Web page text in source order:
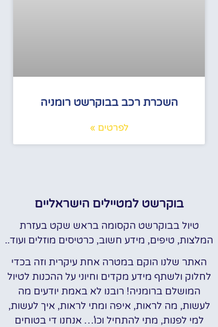
השכרת רכב בבוקרשט רומניה
לפרטים »
בוקרשט למטיילים הישראליים
טיול בבוקרשט הקסומה בראש שקט בעזרת
המלצות, טיפים, מידע חשוב, כרטיסים מוזלים ועוד..
האתר שלנו הוקם במטרה אחת עיקרית וזה בכדי
לחלוק ולשתף מידע מקדים וחיוני על ההכנות לטיול
המושלם ברומניה! רובנו לא באמת יודעים מה
לעשות, מה לראות, איפה ומתי לראות, איך לעשות,
למי לפנות, מתי להתחיל וכו'… אנחנו די בטוחים